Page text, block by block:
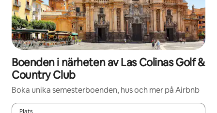
Boenden i närheten av Las Colinas Golf &
Country Club
Boka unika semesterboenden, hus och mer på Airbnb